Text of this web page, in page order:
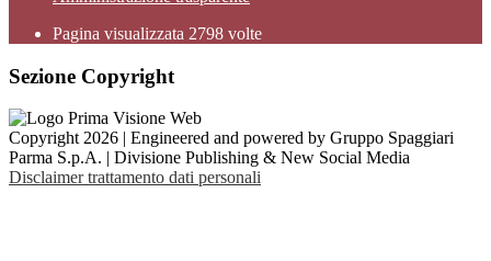
Pagina visualizzata 2798 volte
Sezione Copyright
Copyright 2026 | Engineered and powered by Gruppo Spaggiari
Parma S.p.A. | Divisione Publishing & New Social Media
Disclaimer trattamento dati personali